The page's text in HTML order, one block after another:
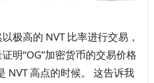
极高的 NVT 比率进行交易，
明“OG”加密货币的交易价格
NVT 高点的时候。 这告诉我